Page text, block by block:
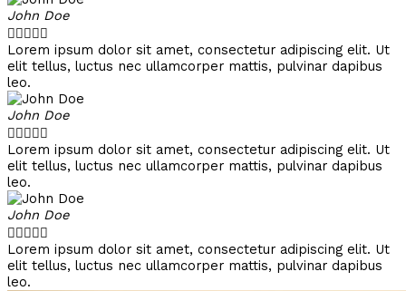
John Doe

Lorem ipsum dolor sit amet, consectetur adipiscing elit. Ut
elit tellus, luctus nec ullamcorper mattis, pulvinar dapibus
leo.
John Doe

Lorem ipsum dolor sit amet, consectetur adipiscing elit. Ut
elit tellus, luctus nec ullamcorper mattis, pulvinar dapibus
leo.
John Doe

Lorem ipsum dolor sit amet, consectetur adipiscing elit. Ut
elit tellus, luctus nec ullamcorper mattis, pulvinar dapibus
leo.